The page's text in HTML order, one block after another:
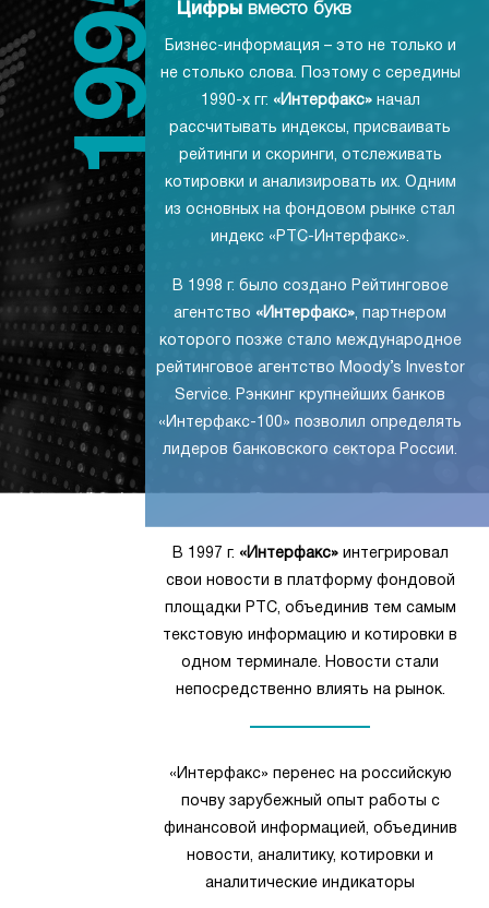
Цифры вместо букв
Бизнес-информация – это не только и
не столько слова. Поэтому с середины
1990-х гг. «Интерфакс»начал
рассчитывать индексы, присваивать
рейтинги и скоринги, отслеживать
котировки и анализировать их. Одним
из основных на фондовом рынке стал
индекс «РТС-Интерфакс».
В 1998 г. было создано Рейтинговое
агентство «Интерфакс», партнером
которого позже стало международное
рейтинговое агентство Moody’s Investor
Service. Рэнкинг крупнейших банков
«Интерфакс-100» позволил определять
лидеров банковского сектора России.
В 1997 г. «Интерфакс»интегрировал
свои новости в платформу фондовой
площадки РТС, объединив тем самым
текстовую информацию и котировки в
одном терминале. Новости стали
непосредственно влиять на рынок.
«Интерфакс» перенес на российскую
почву зарубежный опыт работы с
финансовой информацией, объединив
новости, аналитику, котировки и
аналитические индикаторы